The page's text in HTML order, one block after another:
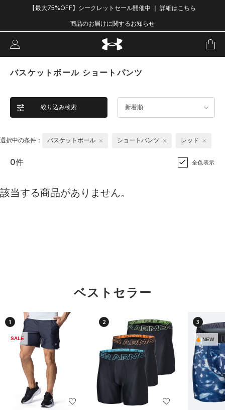
【最大75%OFF】シークレットセール開催中 ｜ 詳細はこちら
商品のお届けに関するお知らせ
バスケットボール ショートパンツ
絞り込み検索 新着順
選択中の条件： バスケットボール ショートパンツ レッド
0件 全色表示
該当する商品がありません。
ベストセラー
1
SALE
2 3
NEW